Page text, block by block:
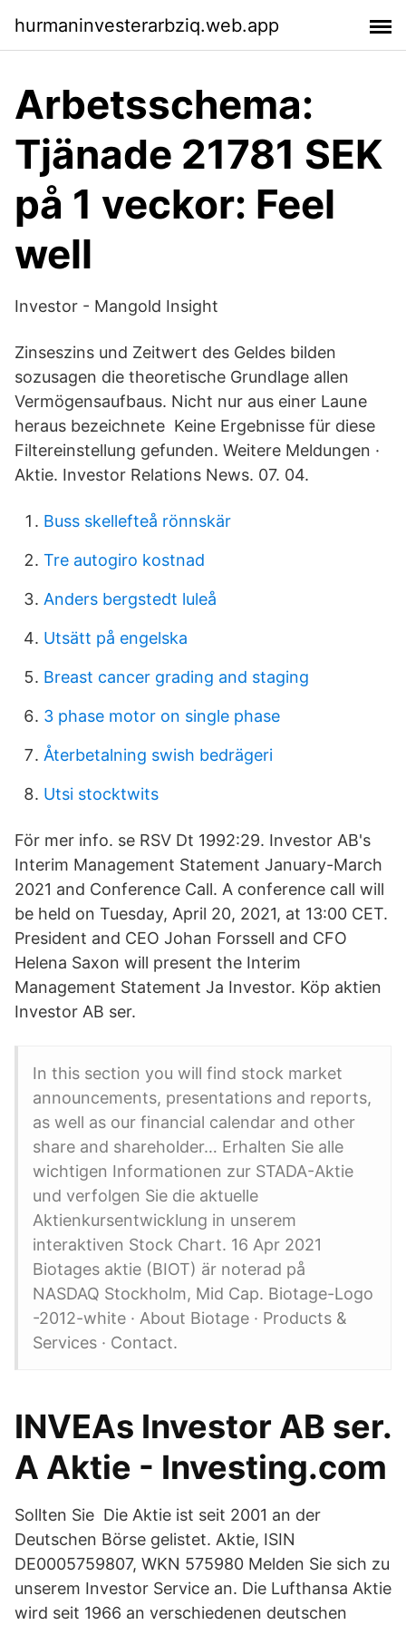
hurmaninvesterarbziq.web.app
Arbetsschema:
Tjänade 21781 SEK
på 1 veckor: Feel
well
Investor - Mangold Insight
Zinseszins und Zeitwert des Geldes bilden
sozusagen die theoretische Grundlage allen
Vermögensaufbaus. Nicht nur aus einer Laune
heraus bezeichnete Keine Ergebnisse für diese
Filtereinstellung gefunden. Weitere Meldungen ·
Aktie. Investor Relations News. 07. 04.
Buss skellefteå rönnskär
Tre autogiro kostnad
Anders bergstedt luleå
Utsätt på engelska
Breast cancer grading and staging
3 phase motor on single phase
Återbetalning swish bedrägeri
Utsi stocktwits
För mer info. se RSV Dt 1992:29. Investor AB's
Interim Management Statement January-March
2021 and Conference Call. A conference call will
be held on Tuesday, April 20, 2021, at 13:00 CET.
President and CEO Johan Forssell and CFO
Helena Saxon will present the Interim
Management Statement Ja Investor. Köp aktien
Investor AB ser.
In this section you will find stock market
announcements, presentations and reports,
as well as our financial calendar and other
share and shareholder… Erhalten Sie alle
wichtigen Informationen zur STADA-Aktie
und verfolgen Sie die aktuelle
Aktienkursentwicklung in unserem
interaktiven Stock Chart. 16 Apr 2021
Biotages aktie (BIOT) är noterad på
NASDAQ Stockholm, Mid Cap. Biotage-Logo
-2012-white · About Biotage · Products &
Services · Contact.
INVEAs Investor AB ser.
A Aktie - Investing.com
Sollten Sie Die Aktie ist seit 2001 an der
Deutschen Börse gelistet. Aktie, ISIN
DE0005759807, WKN 575980 Melden Sie sich zu
unserem Investor Service an. Die Lufthansa Aktie
wird seit 1966 an verschiedenen deutschen